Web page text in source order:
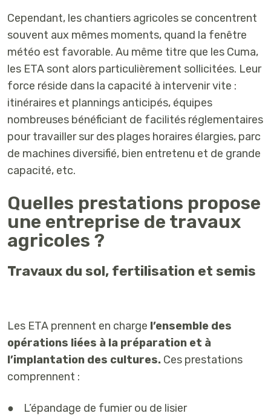
Cependant, les chantiers agricoles se concentrent
souvent aux mêmes moments, quand la fenêtre
météo est favorable. Au même titre que les Cuma,
les ETA sont alors particulièrement sollicitées. Leur
force réside dans la capacité à intervenir vite :
itinéraires et plannings anticipés, équipes
nombreuses bénéficiant de facilités réglementaires
pour travailler sur des plages horaires élargies, parc
de machines diversifié, bien entretenu et de grande
capacité, etc.
Quelles prestations propose
une entreprise de travaux
agricoles ?
Travaux du sol, fertilisation et semis
Les ETA prennent en charge l’ensemble des
opérations liées à la préparation et à
l’implantation des cultures. Ces prestations
comprennent :
● L’épandage de fumier ou de lisier